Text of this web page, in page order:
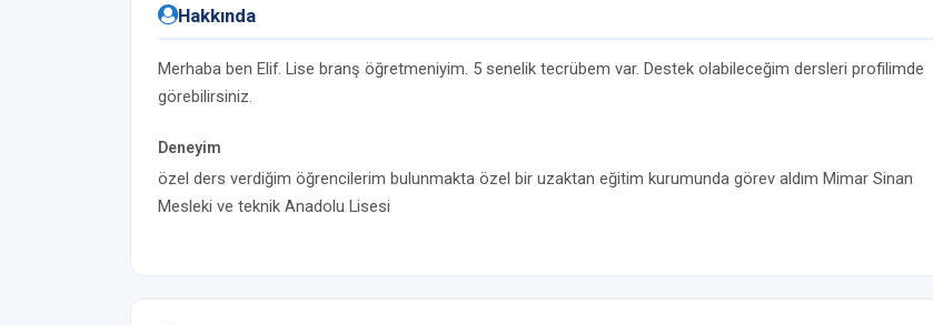
Hakkında
Merhaba ben Elif. Lise branş öğretmeniyim. 5 senelik tecrübem var. Destek olabileceğim dersleri profilimde
görebilirsiniz.
Deneyim
özel ders verdiğim öğrencilerim bulunmakta özel bir uzaktan eğitim kurumunda görev aldım Mimar Sinan
Mesleki ve teknik Anadolu Lisesi